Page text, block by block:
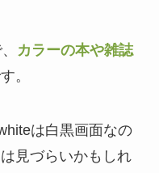
カラーの本や雑誌
。
は白黒画面なの
見づらいかもしれ